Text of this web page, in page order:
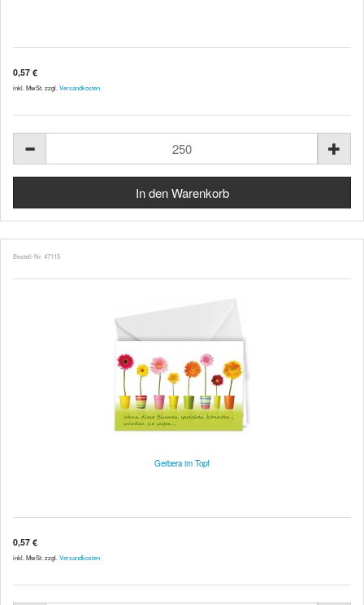
0,57 €
inkl. MwSt. zzgl. Versandkosten
Bestell-Nr. 47115
Gerbera im Topf
0,57 €
inkl. MwSt. zzgl. Versandkosten